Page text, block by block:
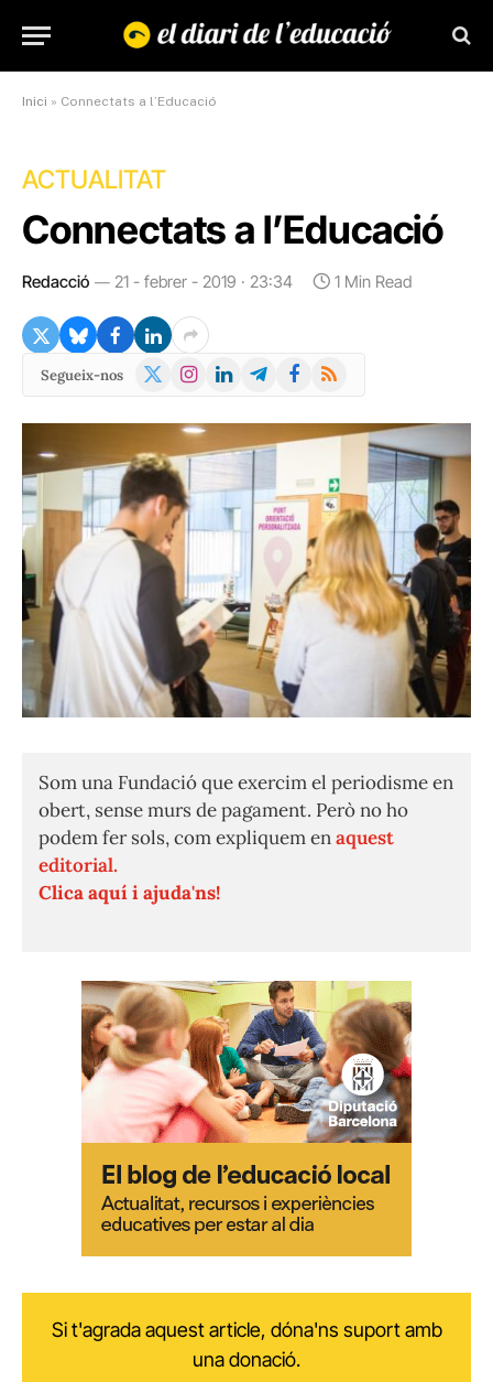
Inici » Connectats a l’Educació
ACTUALITAT
Connectats a l’Educació
Redacció 21 - febrer - 2019 · 23:34 1 Min Read
Segueix-nos
X
Instagram
LinkedInTelegramFacebook
RSS
Som una Fundació que exercim el periodisme en
obert, sense murs de pagament. Però no ho
podem fer sols, com expliquem enaquest
editorial.
Clica aquí i ajuda'ns!
Si t'agrada aquest article, dóna'ns suport amb
una donació.